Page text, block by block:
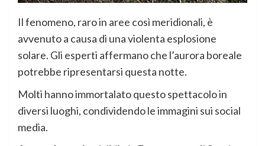
Il fenomeno, raro in aree così meridionali, è
avvenuto a causa di una violenta esplosione
solare. Gli esperti affermano che l’aurora boreale
potrebbe ripresentarsi questa notte.
Molti hanno immortalato questo spettacolo in
diversi luoghi, condividendo le immagini sui social
media.